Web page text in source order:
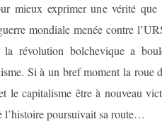
mieux exprimer une vérité que
mondiale menée contre
la révolution bolchevique a
Si à un bref moment la roue
le capitalisme être à nouveau
l’histoire poursuivait sa route…